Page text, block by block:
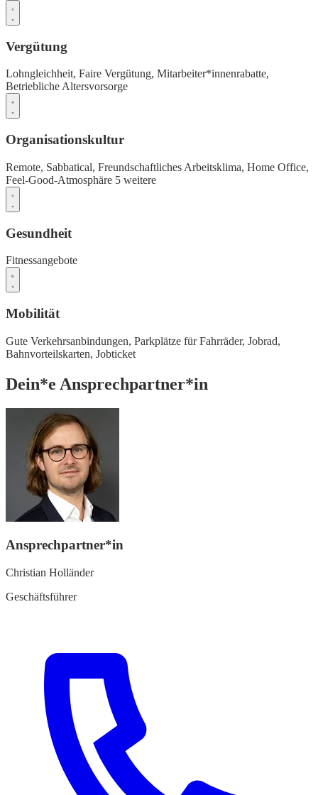
Vergütung
Lohngleichheit, Faire Vergütung, Mitarbeiter*innenrabatte,
Betriebliche Altersvorsorge
Organisationskultur
Remote, Sabbatical, Freundschaftliches Arbeitsklima, Home Office,
Feel-Good-Atmosphäre 5 weitere
Gesundheit
Fitnessangebote
Mobilität
Gute Verkehrsanbindungen, Parkplätze für Fahrräder, Jobrad,
Bahnvorteilskarten, Jobticket
Dein*e Ansprechpartner*in
Ansprechpartner*in
Christian Holländer
Geschäftsführer